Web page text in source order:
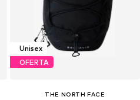
Unisex
OFERTA
THE NORTH FACE